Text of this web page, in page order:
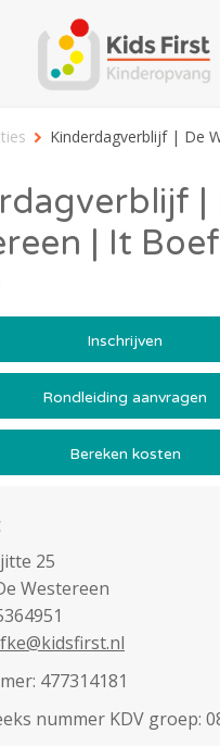
Kinderdagverblijf | De
|
| It
Inschrijven
Rondleiding aanvragen
Bereken kosten
25
Westereen
477314181
nummer KDV groep: